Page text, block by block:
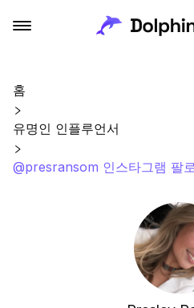
홈
유명인 인플루언서
@presransom 인스타그램 팔